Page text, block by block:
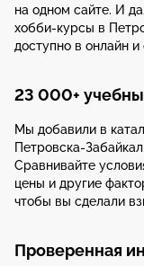
на одном сайте. И
хобби-курсы в
доступно в онлайн
23 000+
Мы добавили в
Петровска-
Сравнивайте
цены и другие
чтобы вы сделали
Проверенная